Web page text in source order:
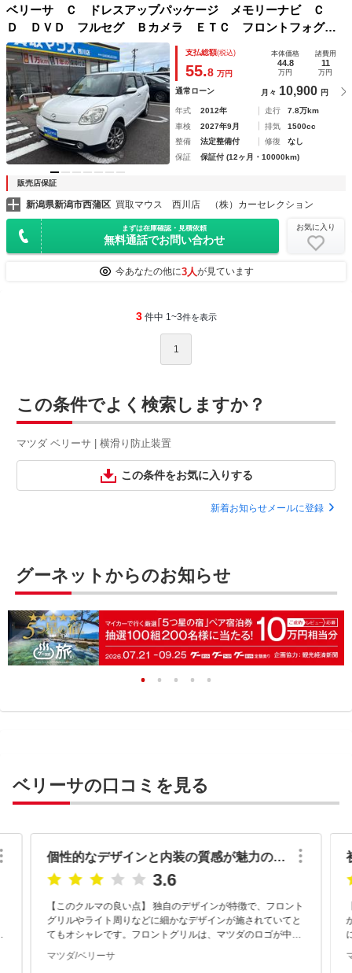
ベリーサ Ｃ ドレスアップパッケージ メモリーナビ Ｃ
Ｄ ＤＶＤ フルセグ Ｂカメラ ＥＴＣ フロントフォグ
１４インチ社外アルミ
支払総額(税込)
55.8 万円
本体価格
44.8
万円
諸費用
11
万円
通常ローン 月々 10,900 円
年式 2012年 走行
7.8万km
車検
2027年9月 排気
1500cc
整備
法定整備付 修復
なし
保証
保証付 (12ヶ月・10000km)
販売店保証
新潟県新潟市西蒲区 買取マウス 西川店 （株）カーセレクション
まずは在庫確認・見積依頼
無料通話でお問い合わせ
お気に入り
今あなたの他に3人が見ています
3 件中 1~3件を表示
1
この条件でよく検索しますか？
マツダ ベリーサ | 横滑り防止装置
この条件をお気に入りする
新着お知らせメールに登録
グーネットからのお知らせ
ベリーサの口コミを見る
個性的なデザインと内装の質感が魅力のコンパクトカー
3.6
【このクルマの良い点】 独自のデザインが特徴で、フロント
グリルやライト周りなどに細かなデザインが施されていてと
てもオシャレです。フロントグリルは、マツダのロゴが中央
です。 内装も...
マツダ/ベリーサ
に